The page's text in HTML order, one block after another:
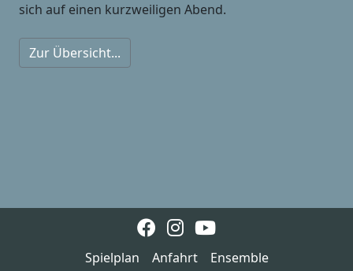
sich auf einen kurzweiligen Abend.
Zur Übersicht...
Spielplan Anfahrt Ensemble